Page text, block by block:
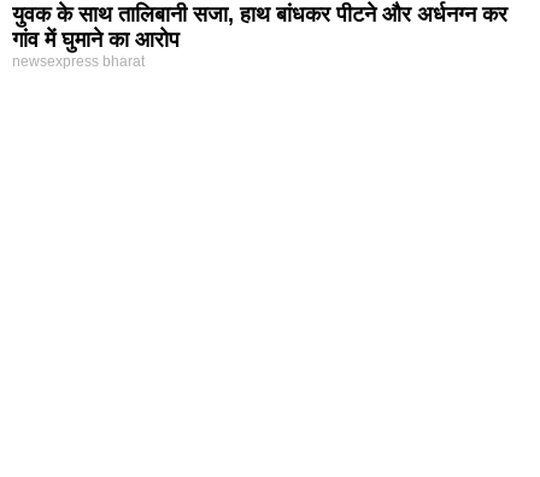
युवक के साथ तालिबानी सजा, हाथ बांधकर पीटने और अर्धनग्न कर
गांव में घुमाने का आरोप
newsexpress bharat